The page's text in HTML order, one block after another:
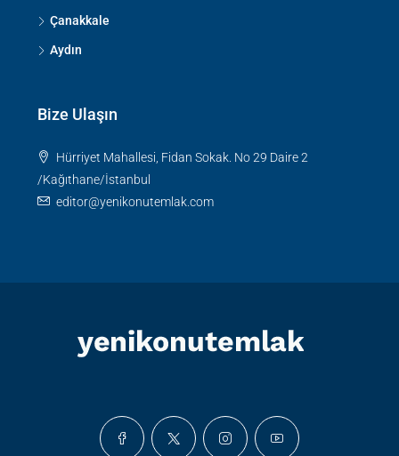
Çanakkale
Aydın
Bize Ulaşın
Hürriyet Mahallesi, Fidan Sokak. No 29 Daire 2
/Kağıthane/İstanbul
editor@yenikonutemlak.com